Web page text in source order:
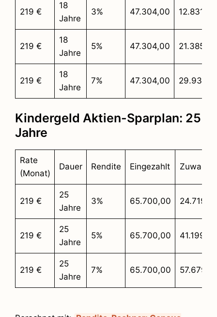
219 €
18
Jahre
3% 47.304,00 12.831,21
219 €
18
Jahre
5% 47.304,00 21.385,35
219 €
18
Jahre
7% 47.304,00
Kindergeld Aktien-Sparplan: 25
Jahre
Rate
(Monat)
Dauer Rendite Eingezahlt Zuwachs
219 €
25
Jahre
3% 65.700,00
219 €
25
Jahre
5% 65.700,00 41.199,38
219 €
25
Jahre
7% 65.700,00 57.679,13